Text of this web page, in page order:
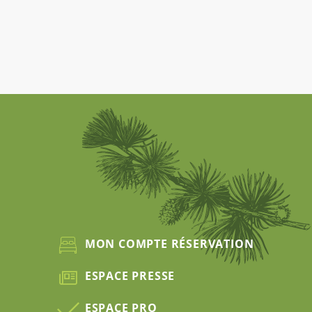
MON COMPTE RÉSERVATION
ESPACE PRESSE
ESPACE PRO